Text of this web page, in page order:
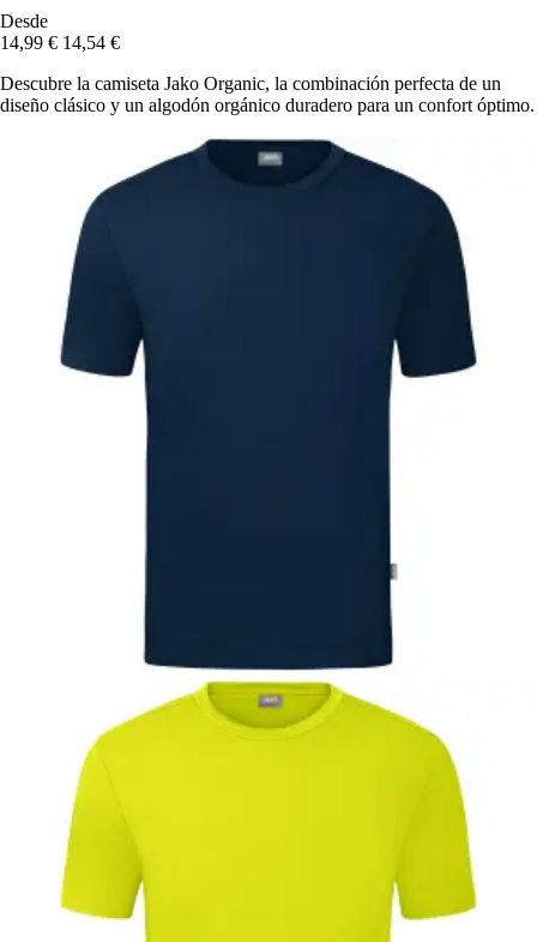
Desde
14,99 € 14,54 €
Descubre la camiseta Jako Organic, la combinación perfecta de un
diseño clásico y un algodón orgánico duradero para un confort óptimo.